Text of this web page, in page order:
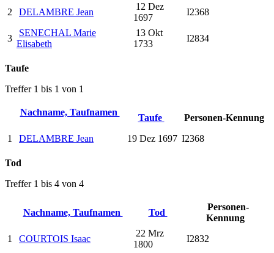
2 DELAMBRE Jean
12 Dez
1697
I2368
3
SENECHAL Marie
Elisabeth
13 Okt
1733
I2834
Taufe
Treffer 1 bis 1 von 1
Nachname, Taufnamen
Taufe
Personen-Kennung
1
DELAMBRE Jean 19 Dez 1697 I2368
Tod
Treffer 1 bis 4 von 4
Nachname, Taufnamen Tod
Personen-
Kennung
1
COURTOIS Isaac
22 Mrz
1800
I2832